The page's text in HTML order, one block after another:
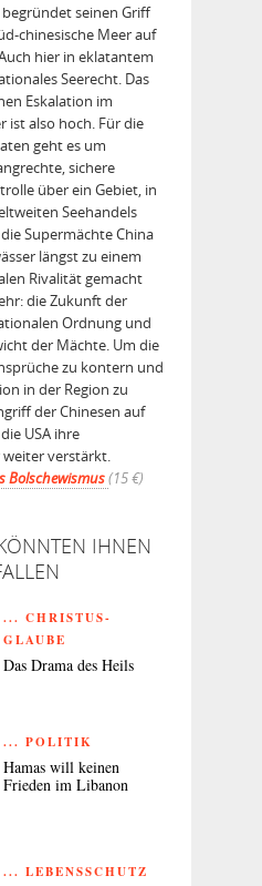
begründet seinen Griff
chinesische Meer auf
hier in eklatantem
Seerecht. Das
Eskalation im
ist also hoch. Für die
geht es um
sichere
über ein Gebiet, in
Seehandels
Supermächte China
längst zu einem
Rivalität gemacht
die Zukunft der
Ordnung und
der Mächte. Um die
zu kontern und
in der Region zu
der Chinesen auf
USA ihre
verstärkt.
Bolschewismus(15 €)
IHNEN
... CHRISTUS-
GLAUBE
Das Drama des Heils
... POLITIK
Hamas will keinen
Frieden im Libanon
... LEBENSSCHUTZ